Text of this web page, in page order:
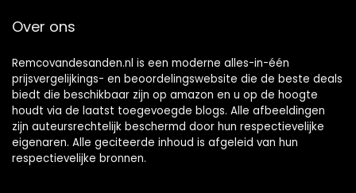
Over ons
Remcovandesanden.nl is een moderne alles-in-één
prijsvergelijkings- en beoordelingswebsite die de beste deals
biedt die beschikbaar zijn op amazon en u op de hoogte
houdt via de laatst toegevoegde blogs. Alle afbeeldingen
zijn auteursrechtelijk beschermd door hun respectievelijke
eigenaren. Alle geciteerde inhoud is afgeleid van hun
respectievelijke bronnen.